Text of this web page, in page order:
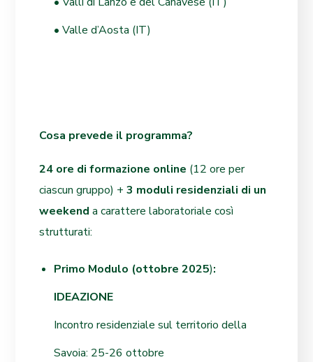
• Valle d’Aosta (IT)
Cosa prevede il programma?
24 ore di formazione online (12 ore per
ciascun gruppo) +3 moduli residenziali di un
weekend a carattere laboratoriale così
strutturati:
Primo Modulo (ottobre 2025):
IDEAZIONE
Incontro residenziale sul territorio della
Savoia: 25-26 ottobre